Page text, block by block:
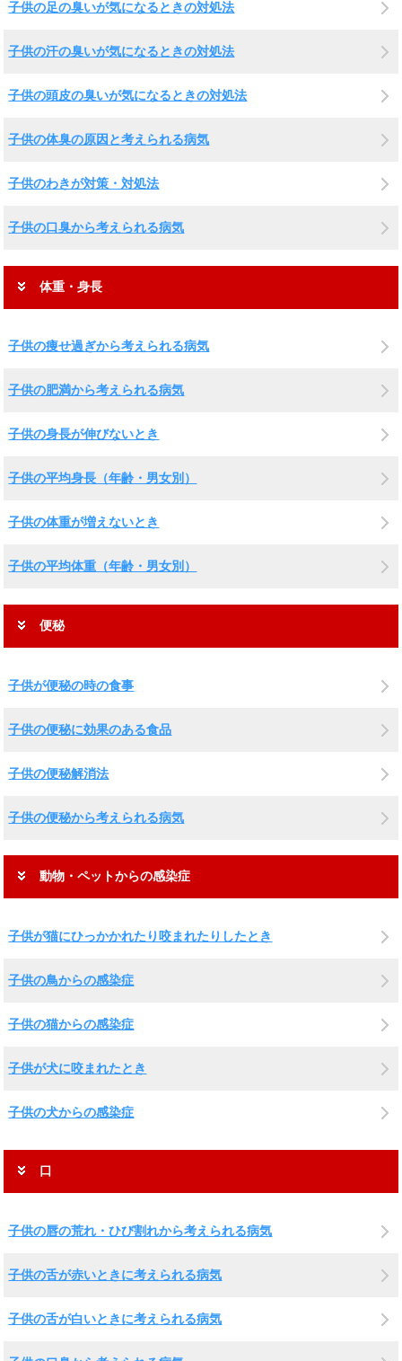
子供の足の臭いが気になるときの対処法
子供の汗の臭いが気になるときの対処法
子供の頭皮の臭いが気になるときの対処法
子供の体臭の原因と考えられる病気
子供のわきが対策・対処法
子供の口臭から考えられる病気
体重・身長
子供の痩せ過ぎから考えられる病気
子供の肥満から考えられる病気
子供の身長が伸びないとき
子供の平均身長（年齢・男女別）
子供の体重が増えないとき
子供の平均体重（年齢・男女別）
便秘
子供が便秘の時の食事
子供の便秘に効果のある食品
子供の便秘解消法
子供の便秘から考えられる病気
動物・ペットからの感染症
子供が猫にひっかかれたり咬まれたりしたとき
子供の鳥からの感染症
子供の猫からの感染症
子供が犬に咬まれたとき
子供の犬からの感染症
口
子供の唇の荒れ・ひび割れから考えられる病気
子供の舌が赤いときに考えられる病気
子供の舌が白いときに考えられる病気